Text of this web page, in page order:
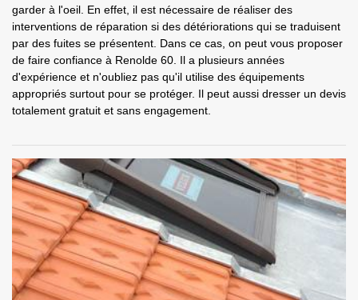
garder à l'oeil. En effet, il est nécessaire de réaliser des
interventions de réparation si des détériorations qui se traduisent
par des fuites se présentent. Dans ce cas, on peut vous proposer
de faire confiance à Renolde 60. Il a plusieurs années
d'expérience et n'oubliez pas qu'il utilise des équipements
appropriés surtout pour se protéger. Il peut aussi dresser un devis
totalement gratuit et sans engagement.